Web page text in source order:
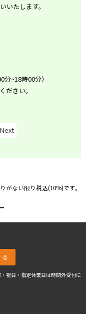
たします。
~18時00分）
ださい。
Next
がない限り税込(10%)です。
祝日・指定休業日は時間外受付に